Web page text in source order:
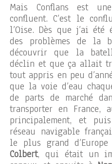
Mais Conflans est
confluent. C’est le
l’Oise. Dès que j’ai été
des problèmes de la
découvrir que la
déclin et que ça allait
tout appris en peu
que la voie d’eau
de parts de marché
transporter en France,
principalement, et
réseau navigable
le plus grand
Colbert, qui était un